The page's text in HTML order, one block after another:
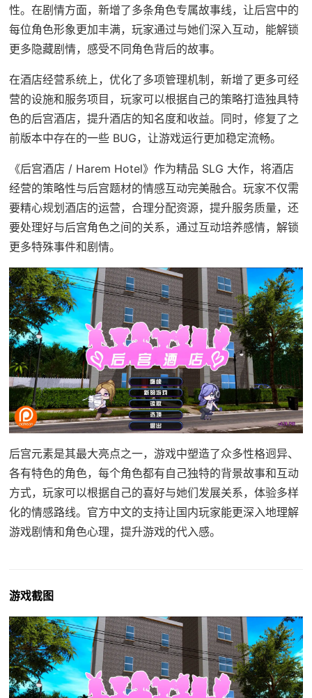
性。在剧情方面，新增了多条角色专属故事线，让后宫中的
每位角色形象更加丰满，玩家通过与她们深入互动，能解锁
更多隐藏剧情，感受不同角色背后的故事。
在酒店经营系统上，优化了多项管理机制，新增了更多可经
营的设施和服务项目，玩家可以根据自己的策略打造独具特
色的后宫酒店，提升酒店的知名度和收益。同时，修复了之
前版本中存在的一些 BUG，让游戏运行更加稳定流畅。
《后宫酒店 / Harem Hotel》作为精品 SLG 大作，将酒店
经营的策略性与后宫题材的情感互动完美融合。玩家不仅需
要精心规划酒店的运营，合理分配资源，提升服务质量，还
要处理好与后宫角色之间的关系，通过互动培养感情，解锁
更多特殊事件和剧情。
后宫元素是其最大亮点之一，游戏中塑造了众多性格迥异、
各有特色的角色，每个角色都有自己独特的背景故事和互动
方式，玩家可以根据自己的喜好与她们发展关系，体验多样
化的情感路线。官方中文的支持让国内玩家能更深入地理解
游戏剧情和角色心理，提升游戏的代入感。
游戏截图